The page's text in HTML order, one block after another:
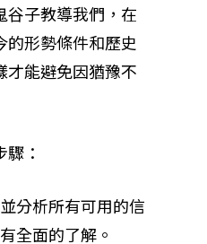
谷子教導我們，在
的形勢條件和歷史
才能避免因猶豫不
：
並分析所有可用的信
全面的了解。